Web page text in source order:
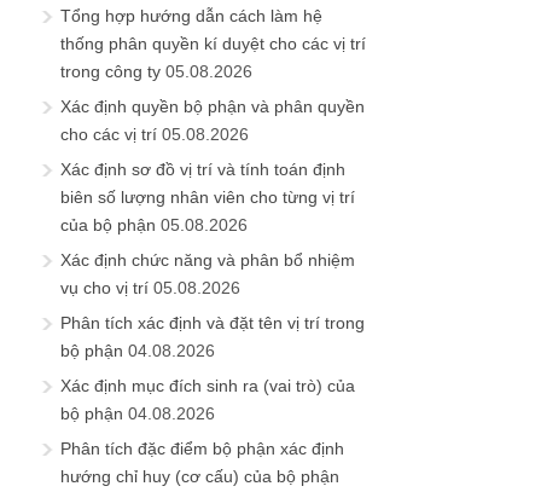
Tổng hợp hướng dẫn cách làm hệ
thống phân quyền kí duyệt cho các vị trí
trong công ty 05.08.2026
Xác định quyền bộ phận và phân quyền
cho các vị trí 05.08.2026
Xác định sơ đồ vị trí và tính toán định
biên số lượng nhân viên cho từng vị trí
của bộ phận 05.08.2026
Xác định chức năng và phân bổ nhiệm
vụ cho vị trí 05.08.2026
Phân tích xác định và đặt tên vị trí trong
bộ phận 04.08.2026
Xác định mục đích sinh ra (vai trò) của
bộ phận 04.08.2026
Phân tích đặc điểm bộ phận xác định
hướng chỉ huy (cơ cấu) của bộ phận